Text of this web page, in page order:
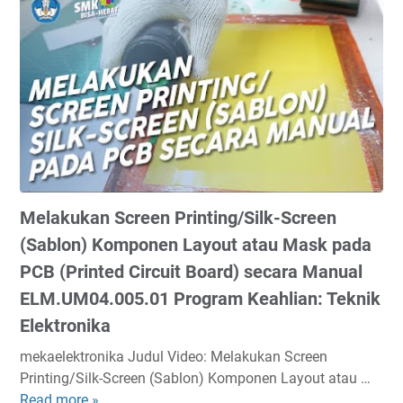
:
T
e
k
n
i
k
E
k
t
r
o
i
k
a
k
n
D
i
a
l
/
P
g
/
B
r
e
g
u
a
t
a
n
d
a
n
R
e
s
p
n
F
e
k
u
k
a
n
D
o
k
u
m
e
n
t
a
s
H
Melakukan Screen Printing/Silk-Screen
(Sablon) Komponen Layout atau Mask pada
PCB (Printed Circuit Board) secara Manual
ELM.UM04.005.01 Program Keahlian: Teknik
Elektronika
mekaelektronika Judul Video: Melakukan Screen
Printing/Silk-Screen (Sablon) Komponen Layout atau …